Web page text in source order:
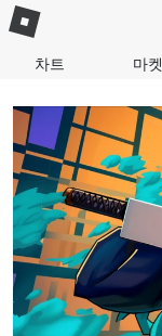
차트 마